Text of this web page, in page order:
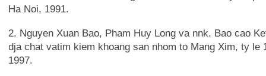
Ha Noi, 1991.
2. Nguyen Xuan Bao, Pham Huy Long va nnk. Bao cao
dja chat vatim kiem khoang san nhom to Mang Xim, ty le
1997.